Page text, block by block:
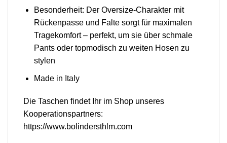
Besonderheit: Der Oversize-Charakter mit
Rückenpasse und Falte sorgt für maximalen
Tragekomfort – perfekt, um sie über schmale
Pants oder topmodisch zu weiten Hosen zu
stylen
Made in Italy
Die Taschen findet Ihr im Shop unseres
Kooperationspartners:
https://www.bolindersthlm.com